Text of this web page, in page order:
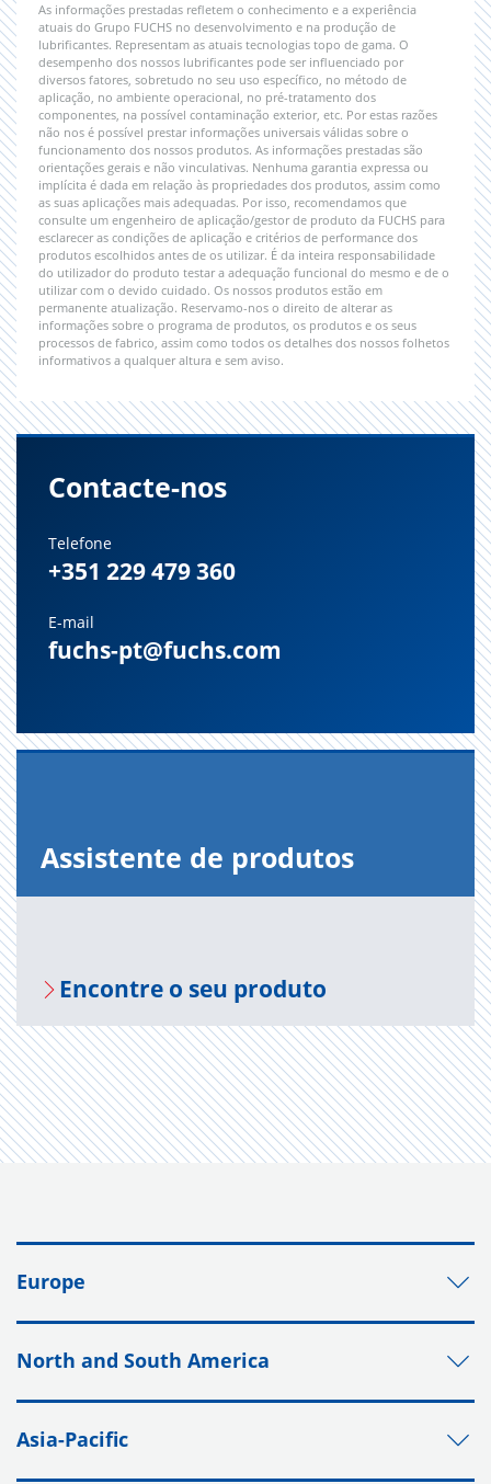
As informações prestadas refletem o conhecimento e a experiência
atuais do Grupo FUCHS no desenvolvimento e na produção de
lubrificantes. Representam as atuais tecnologias topo de gama. O
desempenho dos nossos lubrificantes pode ser influenciado por
diversos fatores, sobretudo no seu uso específico, no método de
aplicação, no ambiente operacional, no pré-tratamento dos
componentes, na possível contaminação exterior, etc. Por estas razões
não nos é possível prestar informações universais válidas sobre o
funcionamento dos nossos produtos. As informações prestadas são
orientações gerais e não vinculativas. Nenhuma garantia expressa ou
implícita é dada em relação às propriedades dos produtos, assim como
as suas aplicações mais adequadas. Por isso, recomendamos que
consulte um engenheiro de aplicação/gestor de produto da FUCHS para
esclarecer as condições de aplicação e critérios de performance dos
produtos escolhidos antes de os utilizar. É da inteira responsabilidade
do utilizador do produto testar a adequação funcional do mesmo e de o
utilizar com o devido cuidado. Os nossos produtos estão em
permanente atualização. Reservamo-nos o direito de alterar as
informações sobre o programa de produtos, os produtos e os seus
processos de fabrico, assim como todos os detalhes dos nossos folhetos
informativos a qualquer altura e sem aviso.
Contacte-nos
Telefone
+351 229 479 360
E-mail
fuchs-pt@fuchs.com
Assistente de produtos
Encontre o seu produto
Europe
North and South America
Asia-Pacific